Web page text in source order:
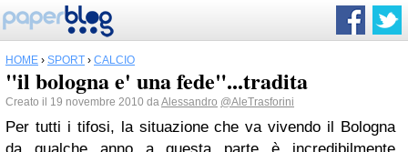
HOME › SPORT › CALCIO
"il bologna e' una fede"...tradita
Creato il 19 novembre 2010 daAlessandro @AleTrasforini
Per tutti i tifosi, la situazione che va vivendo il Bologna